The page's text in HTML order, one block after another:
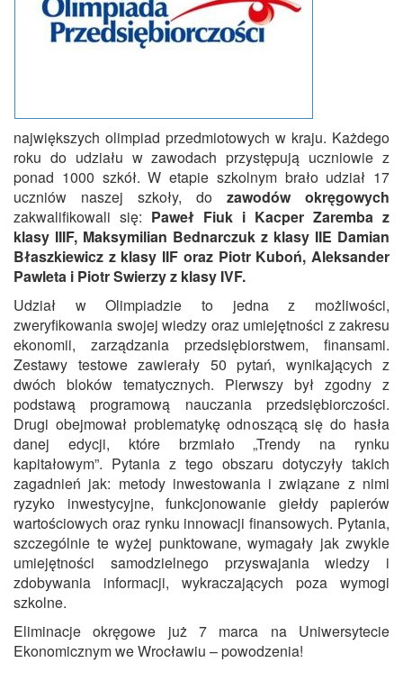
największych olimpiad przedmiotowych w kraju. Każdego
roku do udziału w zawodach przystępują uczniowie z
ponad 1000 szkół. W etapie szkolnym brało udział 17
uczniów naszej szkoły, do zawodów okręgowych
zakwalifikowali się: Paweł Fiuk i Kacper Zaremba z
klasy IIIF, Maksymilian Bednarczuk z klasy IIE Damian
Błaszkiewicz z klasy IIF oraz Piotr Kuboń, Aleksander
Pawleta i Piotr Swierzy z klasy IVF.
Udział w Olimpiadzie to jedna z możliwości,
zweryfikowania swojej wiedzy oraz umiejętności z zakresu
ekonomii, zarządzania przedsiębiorstwem, finansami.
Zestawy testowe zawierały 50 pytań, wynikających z
dwóch bloków tematycznych. Pierwszy był zgodny z
podstawą programową nauczania przedsiębiorczości.
Drugi obejmował problematykę odnoszącą się do hasła
danej edycji, które brzmiało „Trendy na rynku
kapitałowym”. Pytania z tego obszaru dotyczyły takich
zagadnień jak: metody inwestowania i związane z nimi
ryzyko inwestycyjne, funkcjonowanie giełdy papierów
wartościowych oraz rynku innowacji finansowych. Pytania,
szczególnie te wyżej punktowane, wymagały jak zwykle
umiejętności samodzielnego przyswajania wiedzy i
zdobywania informacji, wykraczających poza wymogi
szkolne.
Eliminacje okręgowe już 7 marca na Uniwersytecie
Ekonomicznym we Wrocławiu – powodzenia!